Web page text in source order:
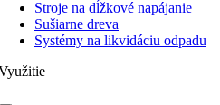
Stroje na dĺžkové napájanie
Sušiarne dreva
Systémy na likvidáciu odpadu